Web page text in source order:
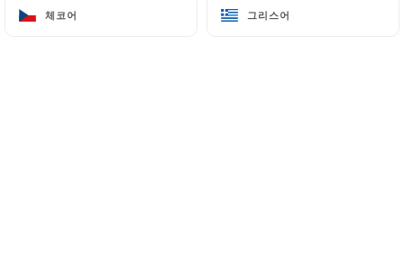
체코어 그리스어
체코어 그리스어